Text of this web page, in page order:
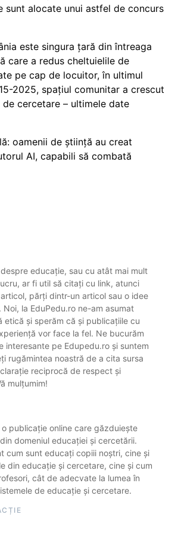
sunt alocate unui astfel de concurs
este singura țară din întreaga
care a redus cheltuielile de
pe cap de locuitor, în ultimul
2025, spațiul comunitar a crescut
cercetare – ultimele date
oamenii de știință au creat
AI, capabili să combată
educație, sau cu atât mai mult
ar fi util să citați cu link, atunci
părți dintr-un articol sau o idee
la EduPedu.ro ne-am asumat
etică și sperăm că și publicațiile cu
vor face la fel. Ne bucurăm
interesante pe Edupedu.ro și suntem
rugămintea noastră de a cita sursa
reciprocă de respect și
mulțumim!
o publicație online care găzduiește
domeniul educației și cercetării.
cum sunt educați copiii noștri, cine și
din educație și cercetare, cine și cum
cât de adecvate la lumea în
de educație și cercetare.